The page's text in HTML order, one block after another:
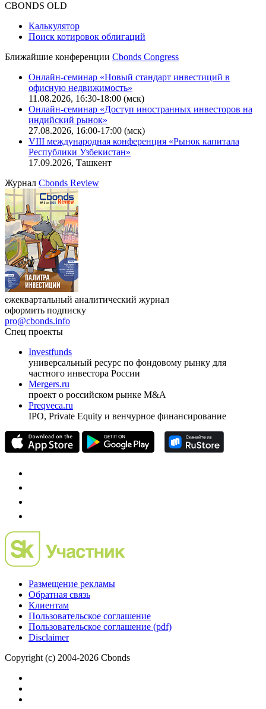
CBONDS OLD
Калькулятор
Поиск котировок облигаций
Ближайшие конференции Cbonds Congress
Онлайн-семинар «Новый стандарт инвестиций в
офисную недвижимость»
11.08.2026, 16:30-18:00 (мск)
Онлайн-семинар «Доступ иностранных инвесторов на
индийский рынок»
27.08.2026, 16:00-17:00 (мск)
VIII международная конференция «Рынок капитала
Республики Узбекистан»
17.09.2026, Ташкент
Журнал Cbonds Review
ежеквартальный аналитический журнал
оформить подписку
pro@cbonds.info
Спец проекты
Investfunds
универсальный ресурс по фондовому рынку для
частного инвестора России
Mergers.ru
проект о российском рынке M&A
Preqveca.ru
IPO, Private Equity и венчурное финансирование
Размещение рекламы
Обратная связь
Клиентам
Пользовательское соглашение
Пользовательское соглашение (pdf)
Disclaimer
Copyright (c) 2004-2026 Cbonds